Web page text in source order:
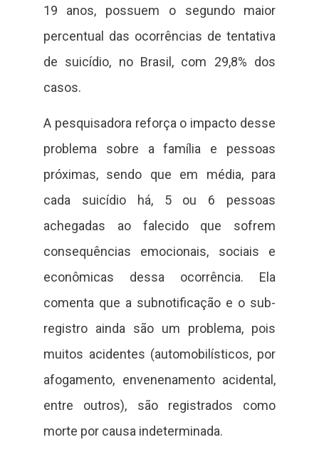
19 anos, possuem o segundo maior
percentual das ocorrências de tentativa
de suicídio, no Brasil, com 29,8% dos
casos.
A pesquisadora reforça o impacto desse
problema sobre a família e pessoas
próximas, sendo que em média, para
cada suicídio há, 5 ou 6 pessoas
achegadas ao falecido que sofrem
consequências emocionais, sociais e
econômicas dessa ocorrência. Ela
comenta que a subnotificação e o sub-
registro ainda são um problema, pois
muitos acidentes (automobilísticos, por
afogamento, envenenamento acidental,
entre outros), são registrados como
morte por causa indeterminada.